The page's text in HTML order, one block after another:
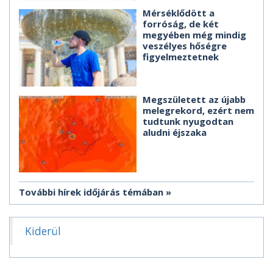
Mérséklődött a
forróság, de két
megyében még mindig
veszélyes hőségre
figyelmeztetnek
Megszületett az újabb
melegrekord, ezért nem
tudtunk nyugodtan
aludni éjszaka
További hírek időjárás témában
Kiderül